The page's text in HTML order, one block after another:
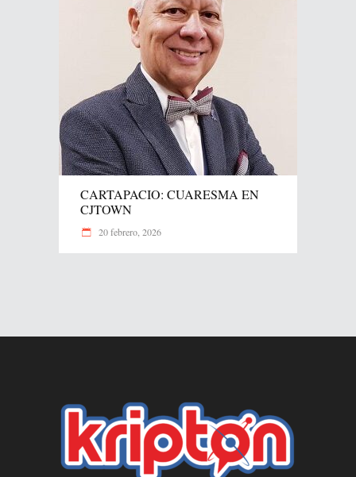
CARTAPACIO: CUARESMA EN
CJTOWN
20 febrero, 2026